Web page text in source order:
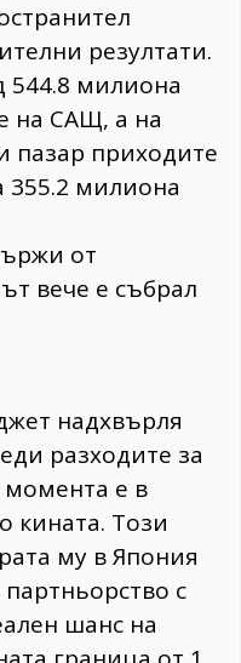
резултати.
544.8 милиона
на САЩ, а на
пазар приходите
355.2 милиона
от
вече е събрал
надхвърля
разходите за
момента е в
кината. Този
му в Япония
с
шанс на